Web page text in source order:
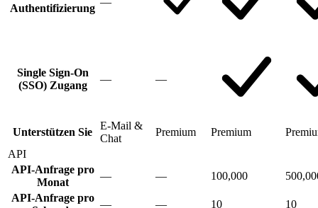
Authentifizierung
Single Sign-On
(SSO) Zugang
— —
Unterstützen Sie
E-Mail &
Chat
Premium Premium
API
API-Anfrage pro
Monat
— — 100,000
API-Anfrage pro
— — 10 10